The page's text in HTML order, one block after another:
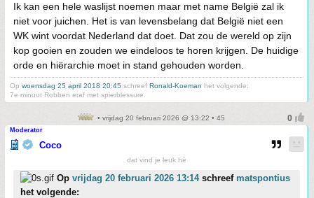
Ik kan een hele waslijst noemen maar met name België zal ik
niet voor juichen. Het is van levensbelang dat België niet een
WK wint voordat Nederland dat doet. Dat zou de wereld op zijn
kop gooien en zouden we eindeloos te horen krijgen. De huidige
orde en hiërarchie moet in stand gehouden worden.
Op woensdag 25 april 2018 20:45 schreef Ronald-Koeman het volgende:
7e minuut Robben eraf met spierblessure.
• vrijdag 20 februari 2026 @ 13:22 • 45
Moderator
Coco
dat vind je leuk hè
Op vrijdag 20 februari 2026 13:14schreef matspontius
het volgende: